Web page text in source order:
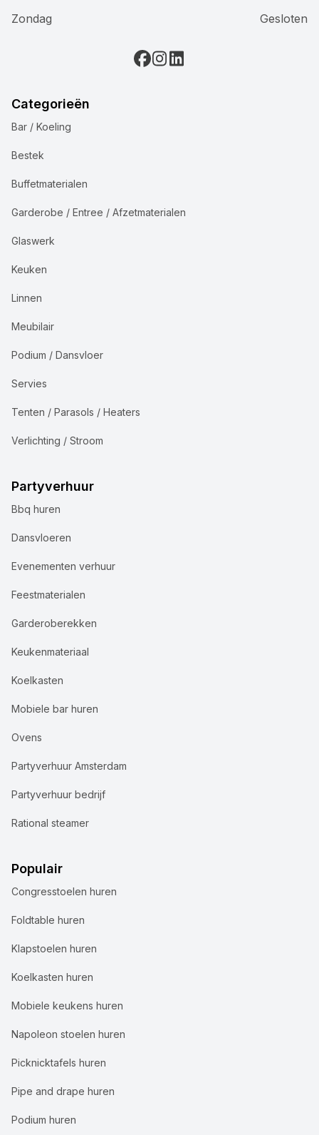
Zondag Gesloten
Categorieën
Bar / Koeling
Bestek
Buffetmaterialen
Garderobe / Entree / Afzetmaterialen
Glaswerk
Keuken
Linnen
Meubilair
Podium / Dansvloer
Servies
Tenten / Parasols / Heaters
Verlichting / Stroom
Partyverhuur
Bbq huren
Dansvloeren
Evenementen verhuur
Feestmaterialen
Garderoberekken
Keukenmateriaal
Koelkasten
Mobiele bar huren
Ovens
Partyverhuur Amsterdam
Partyverhuur bedrijf
Rational steamer
Populair
Congresstoelen huren
Foldtable huren
Klapstoelen huren
Koelkasten huren
Mobiele keukens huren
Napoleon stoelen huren
Picknicktafels huren
Pipe and drape huren
Podium huren